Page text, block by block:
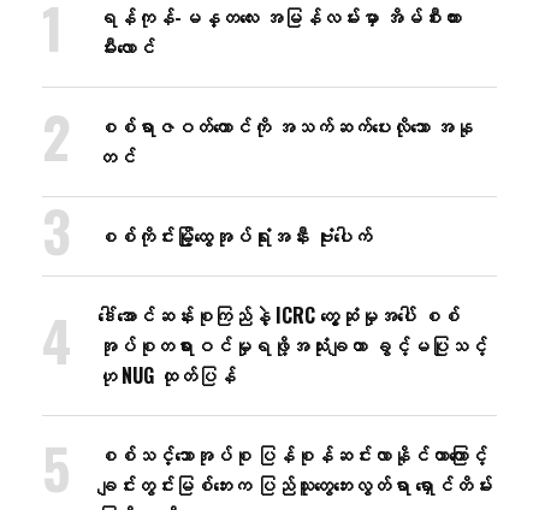
ရန်ကုန်-မန္တလေး အမြန်လမ်းမှာ အိမ်စီးကား
မီးလောင်
စစ်ရာဇဝတ်ကောင်ကို အသက်ဆက်ပေးလိုသော အနု
တင်
စစ်ကိုင်းမြို့ထွေအုပ်ရုံးအနီး ဗုံးပေါက်
ဒေါ်အောင်ဆန်းစုကြည်နဲ့ ICRC တွေ့ဆုံမှုအပေါ် စစ်
အုပ်စုတရားဝင်မှုရဖို့အသုံးချတာ ခွင့်မပြုသင့်
ဟု NUG ထုတ်ပြန်
စစ်သင်္ဘောအုပ်စု ပြန်စုန်ဆင်းလာနိုင်တာကြောင့်
ချင်းတွင်းမြစ်ဘေးက ပြည်သူတွေဘေးလွတ်ရာ ရှောင်တိမ်း